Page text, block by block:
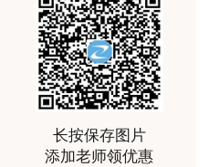
养。
出；我考试通过了。
出；我考试通过了。
长按保存图片
添加老师领优惠